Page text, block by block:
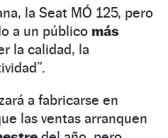
la Seat MÓ 125, pero
a un público más
la calidad, la
a fabricarse en
las ventas arranquen